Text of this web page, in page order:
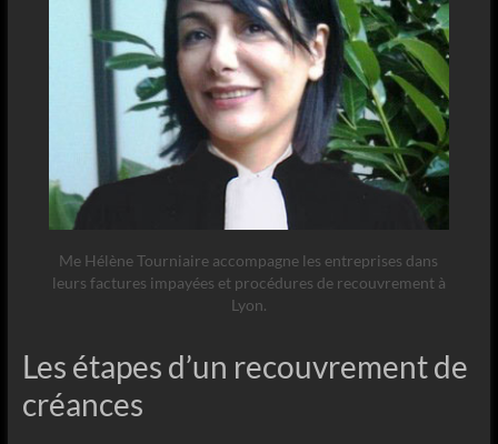
Me Hélène Tourniaire accompagne les entreprises dans
leurs factures impayées et procédures de recouvrement à
Lyon.
Les étapes d’un recouvrement de
créances